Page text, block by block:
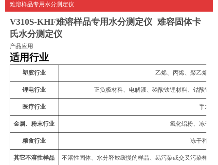
难溶样品专用水分测定仪
V310S-KHF难溶样品专用水分测定仪 难容固体卡
氏水分测定仪
产品应用
适用行业
塑胶行业 乙烯、丙烯、聚乙烯、
锂电行业 正负极材料、电解液、磷酸铁锂材料、钴酸锂
医疗行业 手术线
金属、粉末行业 氧化铝粉、冻干
粮食行业 冻干种子
其它不溶性样品 不溶性固体、水分释放缓慢的样品、易污染或交叉污染样